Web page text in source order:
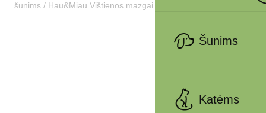
Šunims
Katėms
šunims / Hau&Miau Vištienos mazgai 500g